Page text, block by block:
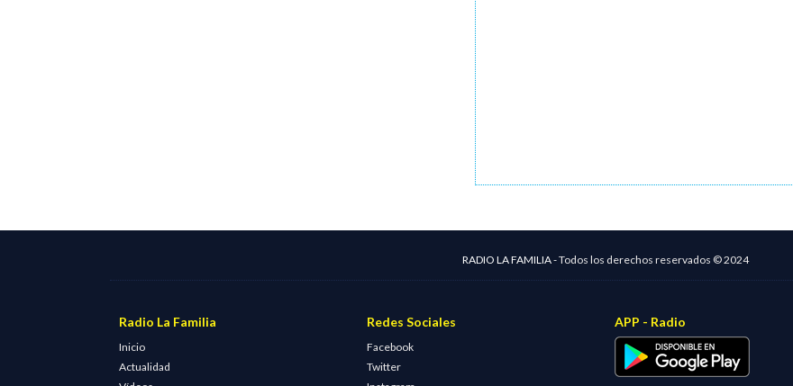
RADIO LA FAMILIA -Todos los derechos reservados © 2024
Radio La Familia
Inicio
Actualidad
Redes Sociales
Facebook
Twitter
APP - Radio